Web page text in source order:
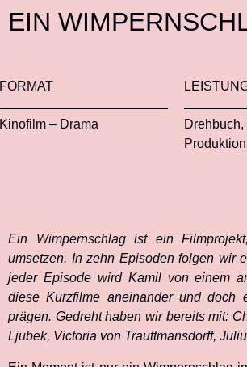
EIN
FORMAT
Kinofilm – Drama
Produktion
Ein Wimpernschlag ist ein
umsetzen. In zehn Episoden folgen wir
jeder Episode wird Kamil von einem
diese Kurzfilme aneinander und
prägen. Gedreht haben wir bereits mit:
Ljubek, Victoria von Trauttmansdorff,